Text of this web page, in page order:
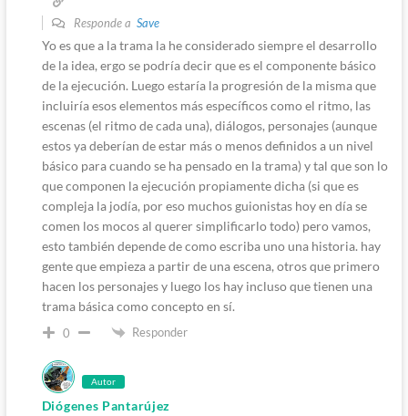
Responde a Save
Yo es que a la trama la he considerado siempre el desarrollo
de la idea, ergo se podría decir que es el componente básico
de la ejecución. Luego estaría la progresión de la misma que
incluiría esos elementos más específicos como el ritmo, las
escenas (el ritmo de cada una), diálogos, personajes (aunque
estos ya deberían de estar más o menos definidos a un nivel
básico para cuando se ha pensado en la trama) y tal que son lo
que componen la ejecución propiamente dicha (si que es
compleja la jodía, por eso muchos guionistas hoy en día se
comen los mocos al querer simplificarlo todo) pero vamos,
esto también depende de como escriba uno una historia. hay
gente que empieza a partir de una escena, otros que primero
hacen los personajes y luego los hay incluso que tienen una
trama básica como concepto en sí.
0 Responder
Autor
Diógenes Pantarújez